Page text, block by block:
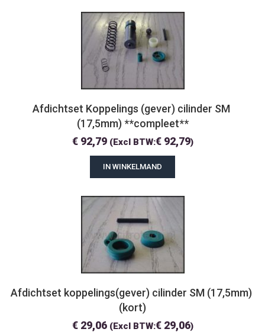
Afdichtset Koppelings (gever) cilinder SM
(17,5mm) **compleet**
€92,79 (Excl BTW:€92,79)
IN WINKELMAND
Afdichtset koppelings(gever) cilinder SM (17,5mm)
(kort)
€29,06 (Excl BTW:€29,06)